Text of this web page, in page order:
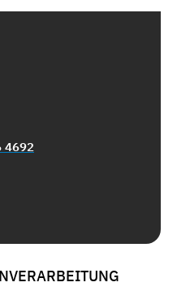
4692